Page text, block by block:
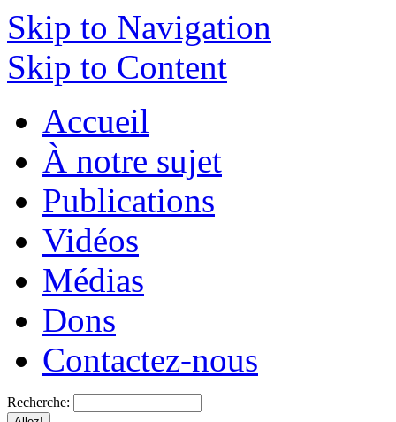
Skip to Navigation
Skip to Content
Accueil
À notre sujet
Publications
Vidéos
Médias
Dons
Contactez-nous
Recherche: